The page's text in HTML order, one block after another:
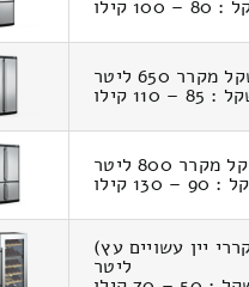
קילו
מקרר 650 ליטר
– 110 קילו
800 ליטר
130 קילו
יין עשויים עץ)
ליטר